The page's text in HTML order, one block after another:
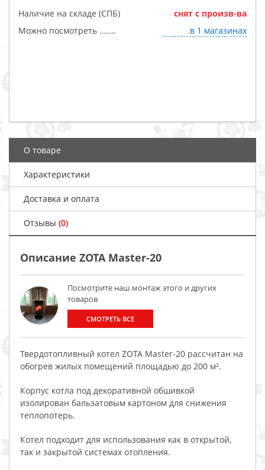
Наличие на складе (СПБ)
cнят с произв-ва
Можно посмотреть .......
в 1 магазинах
О товаре
Характеристики
Доставка и оплата
Отзывы (0)
Описание ZOTA Master-20
Посмотрите наш монтаж этого и других
товаров
СМОТРЕТЬ ВСЕ
Твердотопливный котел ZOTA Master-20 рассчитан на
обогрев жилых помещений площадью до 200 м².
Корпус котла под декоративной обшивкой
изолирован бальзатовым картоном для снижения
теплопотерь.
Котел подходит для использования как в открытой,
так и закрытой системах отопления.